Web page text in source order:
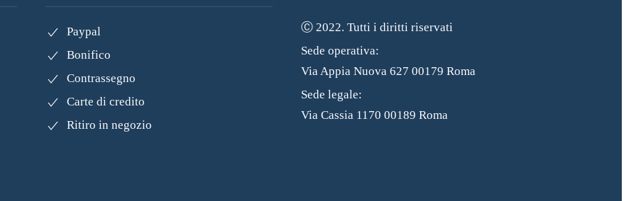
Paypal
Bonifico
Contrassegno
Carte di credito
Ritiro in negozio
Ⓒ 2022. Tutti i diritti riservati
Sede operativa:
Via Appia Nuova 627 00179 Roma
Sede legale:
Via Cassia 1170 00189 Roma